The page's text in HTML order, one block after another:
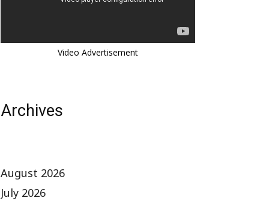
Video Advertisement
Archives
August 2026
July 2026